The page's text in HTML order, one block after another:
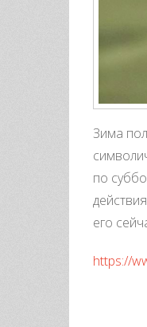
Зима
по
его
https://